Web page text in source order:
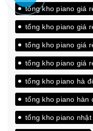
tổng kho piano giá
tổng kho piano giá
tổng kho piano giá
tổng kho piano giá
tổng kho piano hà
tổng kho piano hàn
tổng kho piano